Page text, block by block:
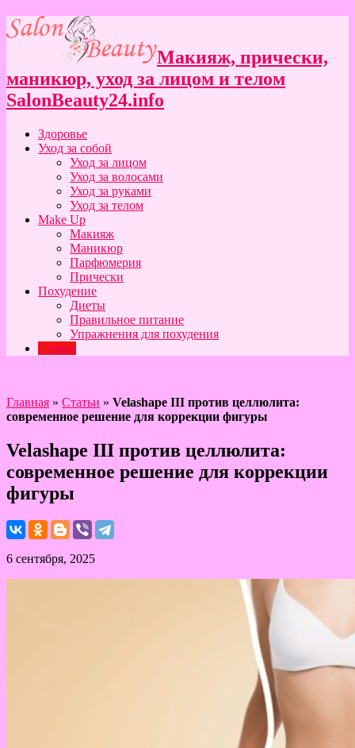
Макияж, прически,
маникюр, уход за лицом и телом
SalonBeauty24.info
Здоровье
Уход за собой
Уход за лицом
Уход за волосами
Уход за руками
Уход за телом
Make Up
Макияж
Маникюр
Парфюмерия
Прически
Похудение
Диеты
Правильное питание
Упражнения для похудения
Статьи
Главная » Статьи » Velashape III против целлюлита:
современное решение для коррекции фигуры
Velashape III против целлюлита:
современное решение для коррекции
фигуры
6 сентября, 2025